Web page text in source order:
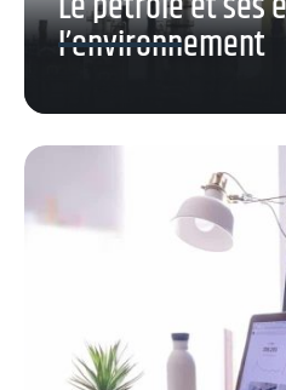
l’environnement